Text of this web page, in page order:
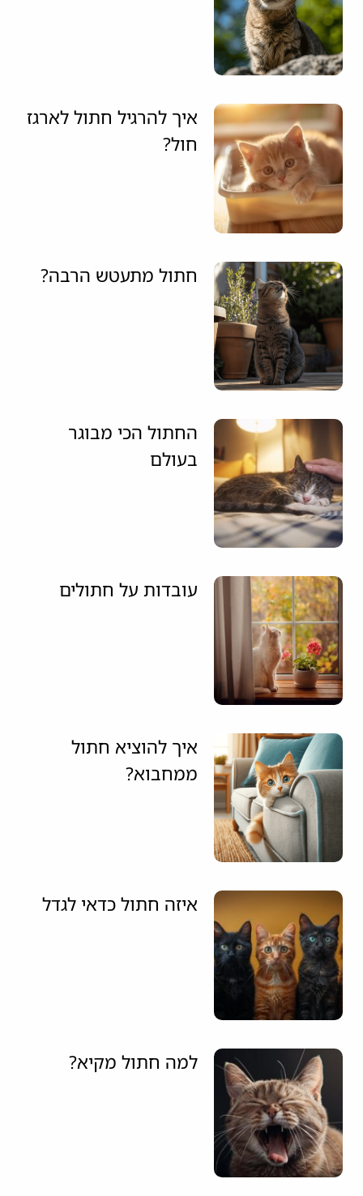
איך להרגיל חתול לארגז
חול?
חתול מתעטש הרבה?
החתול הכי מבוגר
בעולם
עובדות על חתולים
איך להוציא חתול
ממחבוא?
איזה חתול כדאי לגדל
למה חתול מקיא?